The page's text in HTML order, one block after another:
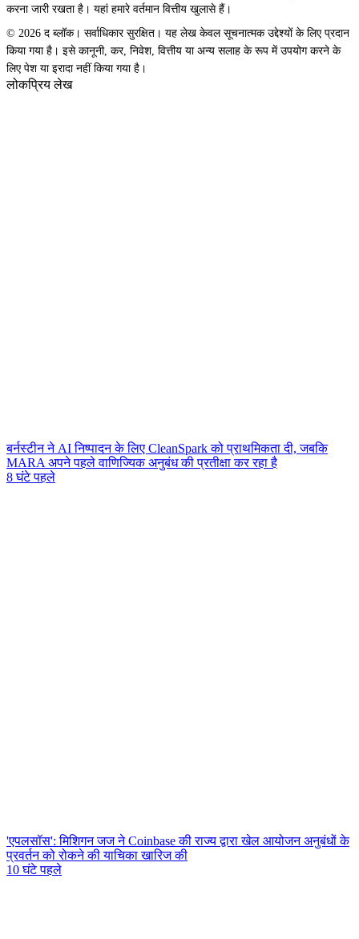
करना जारी रखता है। यहां हमारे वर्तमान वित्तीय खुलासे हैं।
© 2026 द ब्लॉक। सर्वाधिकार सुरक्षित। यह लेख केवल सूचनात्मक उद्देश्यों के लिए प्रदान
किया गया है। इसे कानूनी, कर, निवेश, वित्तीय या अन्य सलाह के रूप में उपयोग करने के
लिए पेश या इरादा नहीं किया गया है।
लोकप्रिय लेख
बर्नस्टीन ने AI निष्पादन के लिए CleanSpark को प्राथमिकता दी, जबकि
MARA अपने पहले वाणिज्यिक अनुबंध की प्रतीक्षा कर रहा है
8 घंटे पहले
'एपलसॉस': मिशिगन जज ने Coinbase की राज्य द्वारा खेल आयोजन अनुबंधों के
प्रवर्तन को रोकने की याचिका खारिज की
10 घंटे पहले